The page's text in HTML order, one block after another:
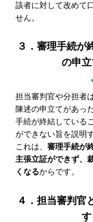
該者に対して改めて
せん。
３．審理手続が
の申
担当審判官や分担者
陳述の申立てがあっ
手続が終結している
ができない旨を説明
これは、審理手続が
主張立証ができず、
くなるからです。
４．担当審判官